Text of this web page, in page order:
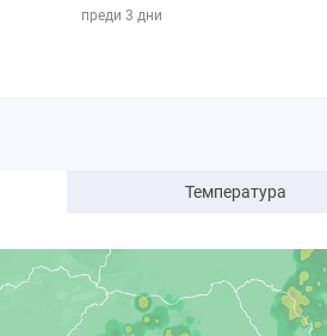
преди 3 дни
Температура